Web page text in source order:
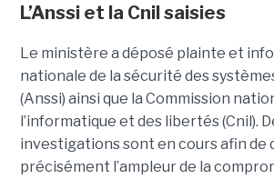
L’Anssi et la Cnil saisies
Le ministère a déposé plainte et
nationale de la sécurité des
(Anssi) ainsi que la Commission
l’informatique et des libertés (Cnil).
investigations sont en cours afin de
précisément l’ampleur de la